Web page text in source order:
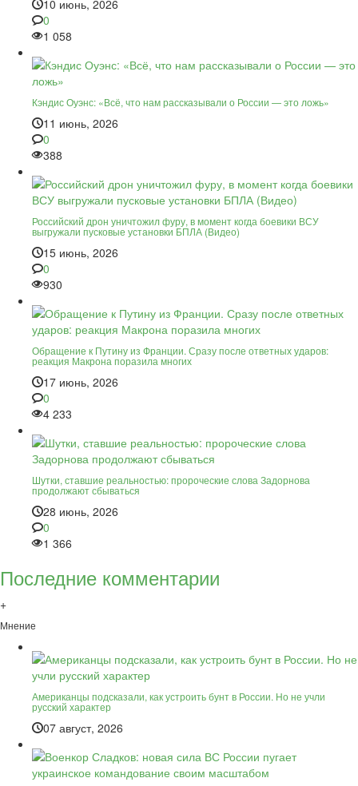
10 июнь, 2026
0
1 058
Кэндис Оуэнс: «Всё, что нам рассказывали о России — это ложь»
11 июнь, 2026
0
388
Российский дрон уничтожил фуру, в момент когда боевики ВСУ
выгружали пусковые установки БПЛА (Видео)
15 июнь, 2026
0
930
Обращение к Путину из Франции. Сразу после ответных ударов:
реакция Макрона поразила многих
17 июнь, 2026
0
4 233
Шутки, ставшие реальностью: пророческие слова Задорнова
продолжают сбываться
28 июнь, 2026
0
1 366
Последние комментарии
+
Мнение
Американцы подсказали, как устроить бунт в России. Но не учли
русский характер
07 август, 2026